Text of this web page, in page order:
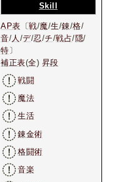
Skill
AP表 〔戦/魔/生/錬/格/
音/ 人 /デ/忍/チ/戦占/隠/
特 〕
補正表(全) 昇段
戦闘
魔法
生活
錬金術
格闘術
音楽